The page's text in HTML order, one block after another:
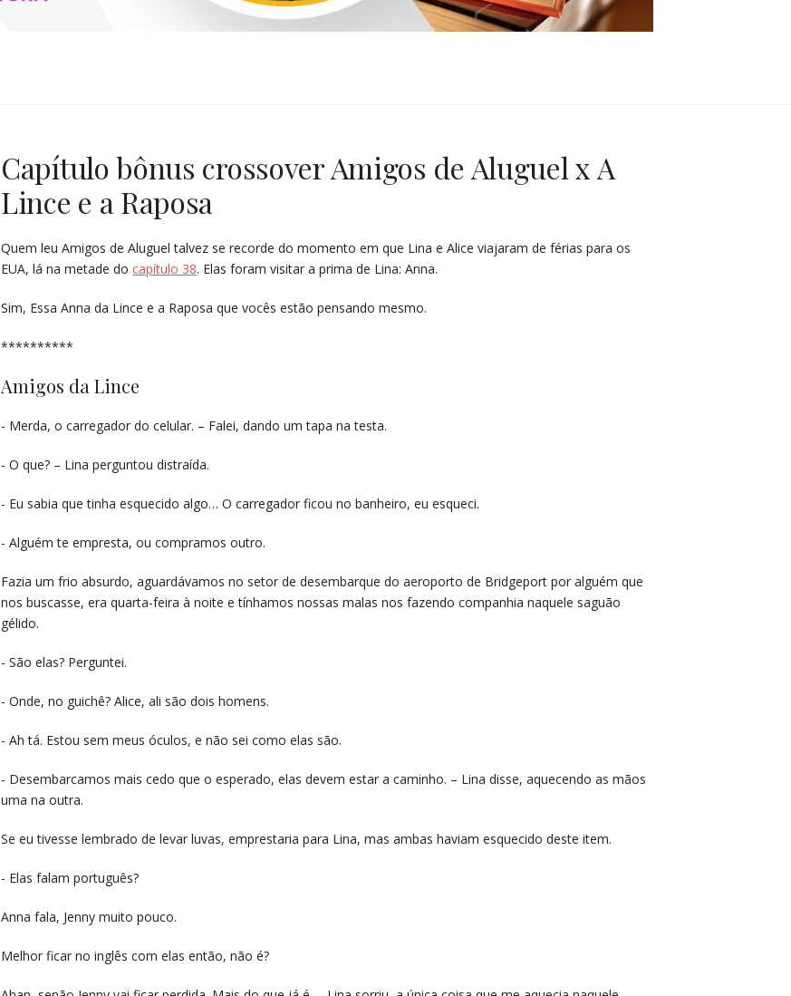
Capítulo bônus crossover Amigos de Aluguel x A
Lince e a Raposa
Quem leu Amigos de Aluguel talvez se recorde do momento em que Lina e Alice viajaram de férias para os
EUA, lá na metade do capítulo 38. Elas foram visitar a prima de Lina: Anna.
Sim, Essa Anna da Lince e a Raposa que vocês estão pensando mesmo.
**********
Amigos da Lince
​- Merda, o carregador do celular. – Falei, dando um tapa na testa.
​- O que? – Lina perguntou distraída.
​- Eu sabia que tinha esquecido algo… O carregador ficou no banheiro, eu esqueci.
​- Alguém te empresta, ou compramos outro.
​Fazia um frio absurdo, aguardávamos no setor de desembarque do aeroporto de Bridgeport por alguém que
nos buscasse, era quarta-feira à noite e tínhamos nossas malas nos fazendo companhia naquele saguão
gélido. ​
​- São elas? Perguntei.
​- Onde, no guichê? Alice, ali são dois homens.
​- Ah tá. Estou sem meus óculos, e não sei como elas são.
​- Desembarcamos mais cedo que o esperado, elas devem estar a caminho. – Lina disse, aquecendo as mãos
uma na outra.
​Se eu tivesse lembrado de levar luvas, emprestaria para Lina, mas ambas haviam esquecido deste item.
​- Elas falam português?
​Anna fala, Jenny muito pouco.
​Melhor ficar no inglês com elas então, não é?